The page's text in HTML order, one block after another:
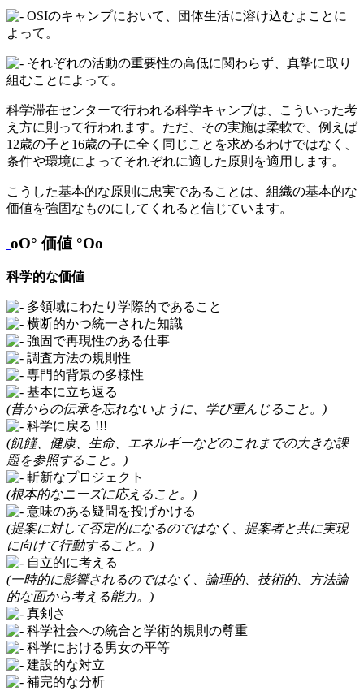
OSIのキャンプにおいて、団体生活に溶け込むよことに
よって。
それぞれの活動の重要性の高低に関わらず、真摯に取り
組むことによって。
科学滞在センターで行われる科学キャンプは、こういった考
え方に則って行われます。ただ、その実施は柔軟で、例えば
12歳の子と16歳の子に全く同じことを求めるわけではなく、
条件や環境によってそれぞれに適した原則を適用します。
こうした基本的な原則に忠実であることは、組織の基本的な
価値を強固なものにしてくれると信じています。
oO° 価値 °Oo
科学的な価値
多領域にわたり学際的であること
横断的かつ統一された知識
強固で再現性のある仕事
調査方法の規則性
専門的背景の多様性
基本に立ち返る
(昔からの伝承を忘れないように、学び重んじること。)
科学に戻る !!!
(飢饉、健康、生命、エネルギーなどのこれまでの大きな課
題を参照すること。)
斬新なプロジェクト
(根本的なニーズに応えること。)
意味のある疑問を投げかける
(提案に対して否定的になるのではなく、提案者と共に実現
に向けて行動すること。)
自立的に考える
(一時的に影響されるのではなく、論理的、技術的、方法論
的な面から考える能力。)
真剣さ
科学社会への統合と学術的規則の尊重
科学における男女の平等
建設的な対立
補完的な分析